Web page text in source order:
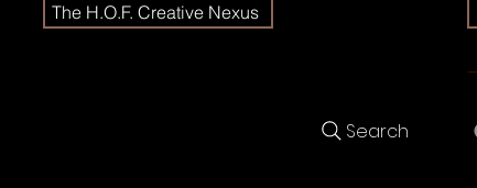
The H.O.F. Creative Nexus
Search